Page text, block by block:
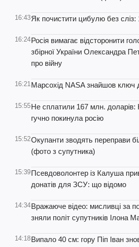
16:43Як почистити цибулю без сліз:
16:24Росія вимагає відсторонити
збірної України Олександра
про війну
16:21Марсохід NASA знайшов ключ
15:55Не сплатили 167 млн. доларів:
гучно покинула росію
15:52Окупанти зводять переправи
(фото з супутника)
15:39Псевдоволонтер із Калуша
донатів для ЗСУ: що відомо
14:34Вражаюче відео: мисливці за
зняли політ супутників Ілона
14:18Випало 40 см: гору Піп Іван